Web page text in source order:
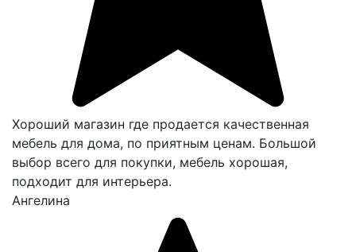
Хороший магазин где продается качественная
мебель для дома, по приятным ценам. Большой
выбор всего для покупки, мебель хорошая,
подходит для интерьера.
Ангелина